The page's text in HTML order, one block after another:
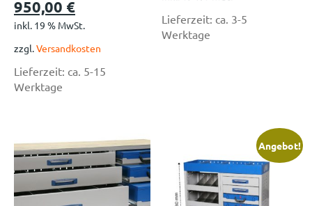
950,00 €
inkl. 19 % MwSt.
zzgl.Versandkosten
Lieferzeit: ca. 5-15
Werktage
Lieferzeit: ca. 3-5
Werktage
Angebot!